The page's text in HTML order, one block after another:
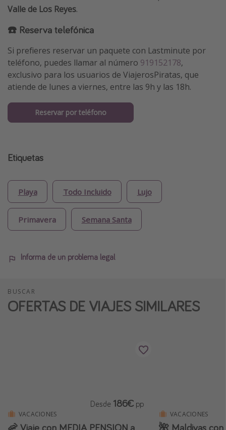
Valle de Los Reyes.
☎️ Reserva telefónica
Si prefieres reservar un paquete con Lastminute por
teléfono, puedes llamar al número 919152178,
exclusivo para los usuarios de ViajerosPiratas, que
atiende de lunes a viernes, entre las 9h y las 18h.
Reservar por teléfono
Etiquetas
Playa Todo Incluido Lujo
Primavera Semana Santa
Informa de un problema legal
BUSCAR
OFERTAS DE VIAJES SIMILARES
VACACIONES
🦐 Viaje con MEDIA PENSIÓN a
Desde 186€ pp
VACACIONES
🌺 Maldivas